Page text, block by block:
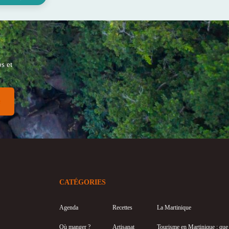
et
CATÉGORIES
Agenda
Où manger ?
Recettes
Artisanat
La Martinique
Tourisme en Martinique :